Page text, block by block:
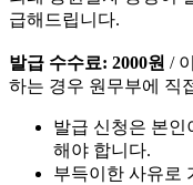
급해드립니다.
발급 수수료: 2000원 /
하는 경우 원무부에 직
발급 신청은 본인
해야 합니다.
부득이한 사유로